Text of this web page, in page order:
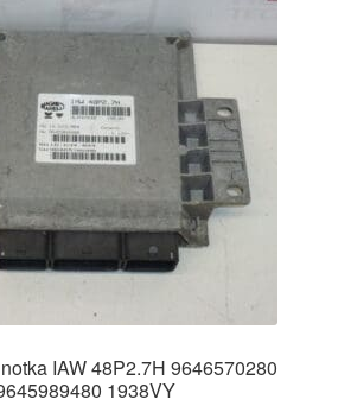
IAW 48P2.7H 9646570280
1938VY